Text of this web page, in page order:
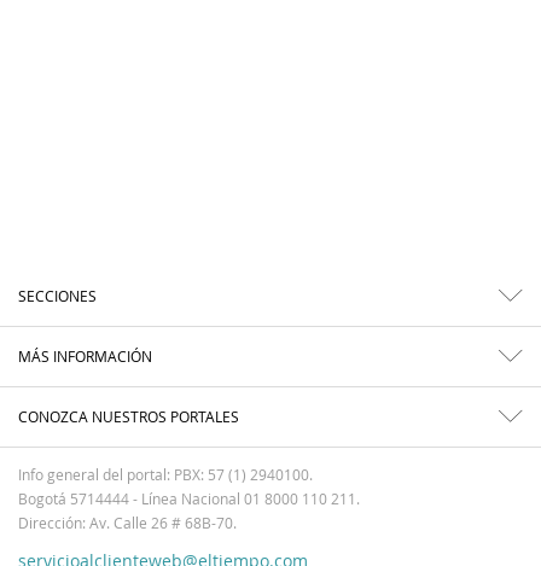
SECCIONES
MÁS INFORMACIÓN
CONOZCA NUESTROS PORTALES
Info general del portal: PBX: 57 (1) 2940100.
Bogotá 5714444 - Línea Nacional 01 8000 110 211.
Dirección: Av. Calle 26 # 68B-70.
servicioalclienteweb@eltiempo.com